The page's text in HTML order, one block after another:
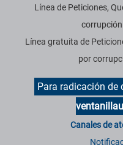
Línea de Peticiones,
Línea gratuita de
por
Para radicación
Canales de